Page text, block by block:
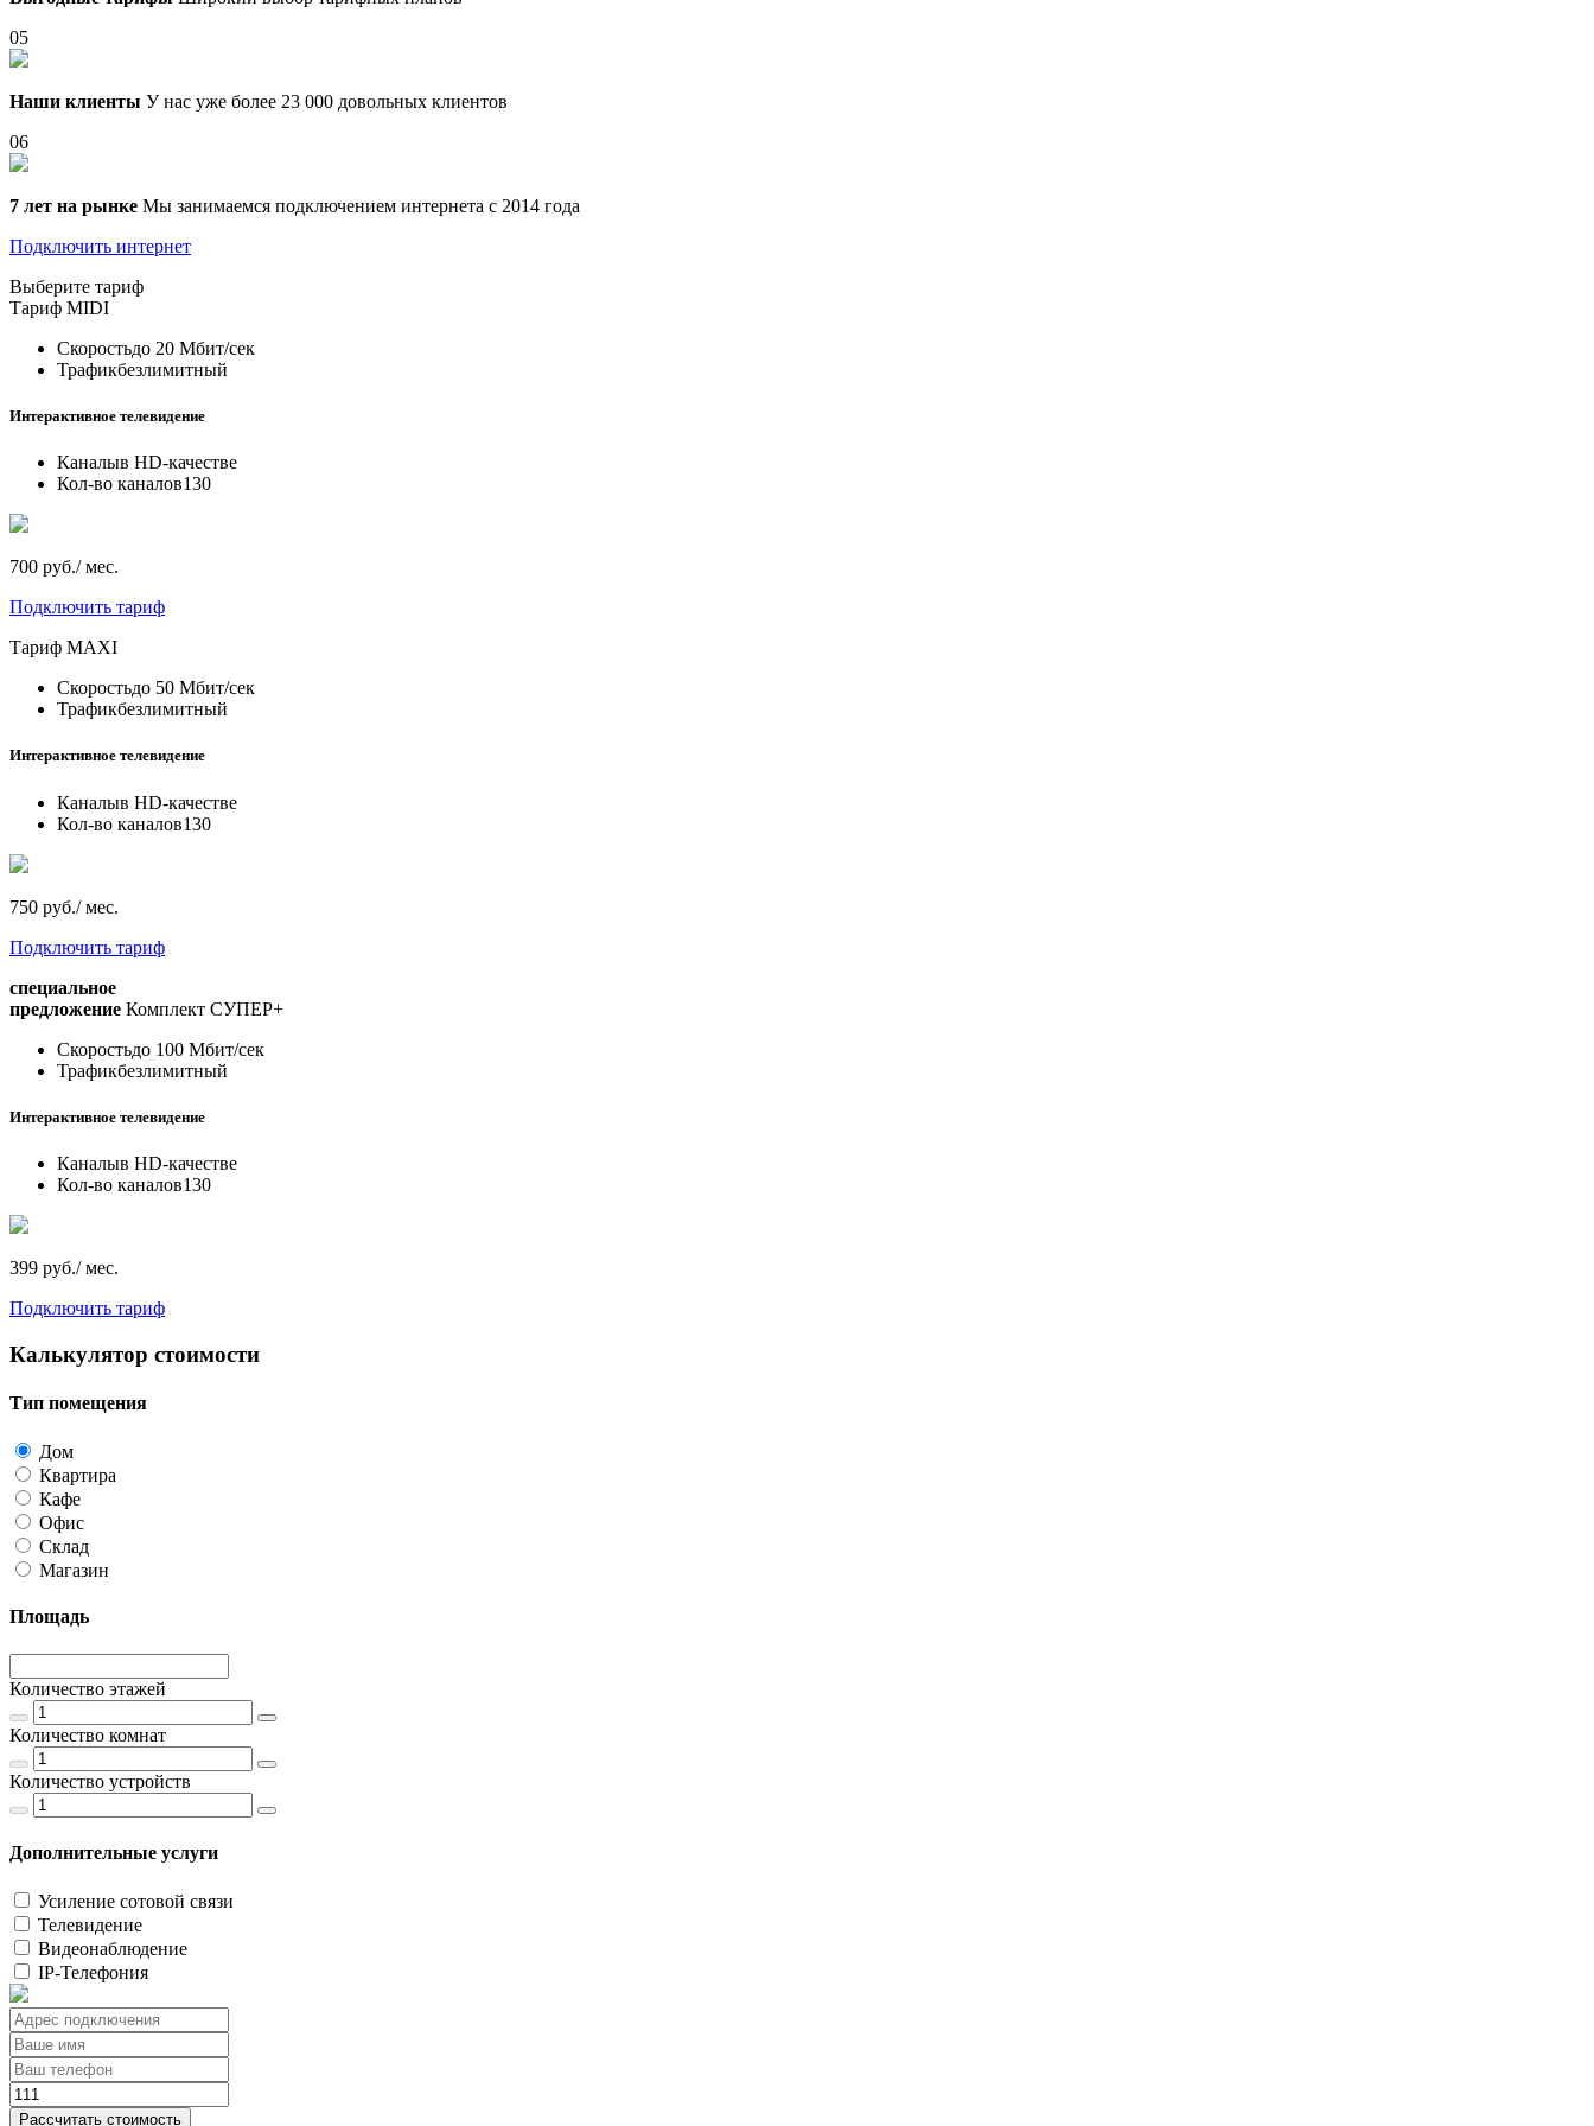
05
Наши клиенты У нас уже более 23 000 довольных клиентов
06
7 лет на рынке Мы занимаемся подключением интернета с 2014 года
Подключить интернет
Выберите тариф
Тариф MIDI
Скоростьдо 20 Мбит/сек
Трафикбезлимитный
Интерактивное телевидение
Каналыв HD-качестве
Кол-во каналов130
700 руб./ мес.
Подключить тариф
Тариф MAXI
Скоростьдо 50 Мбит/сек
Трафикбезлимитный
Интерактивное телевидение
Каналыв HD-качестве
Кол-во каналов130
750 руб./ мес.
Подключить тариф
специальное
предложение Комплект СУПЕР+
Скоростьдо 100 Мбит/сек
Трафикбезлимитный
Интерактивное телевидение
Каналыв HD-качестве
Кол-во каналов130
399 руб./ мес.
Подключить тариф
Калькулятор стоимости
Тип помещения
Дом
Квартира
Кафе
Офис
Склад
Магазин
Площадь
Количество этажей
Количество комнат
Количество устройств
Дополнительные услуги
Усиление сотовой связи
Телевидение
Видеонаблюдение
IP-Телефония
Рассчитать стоимость